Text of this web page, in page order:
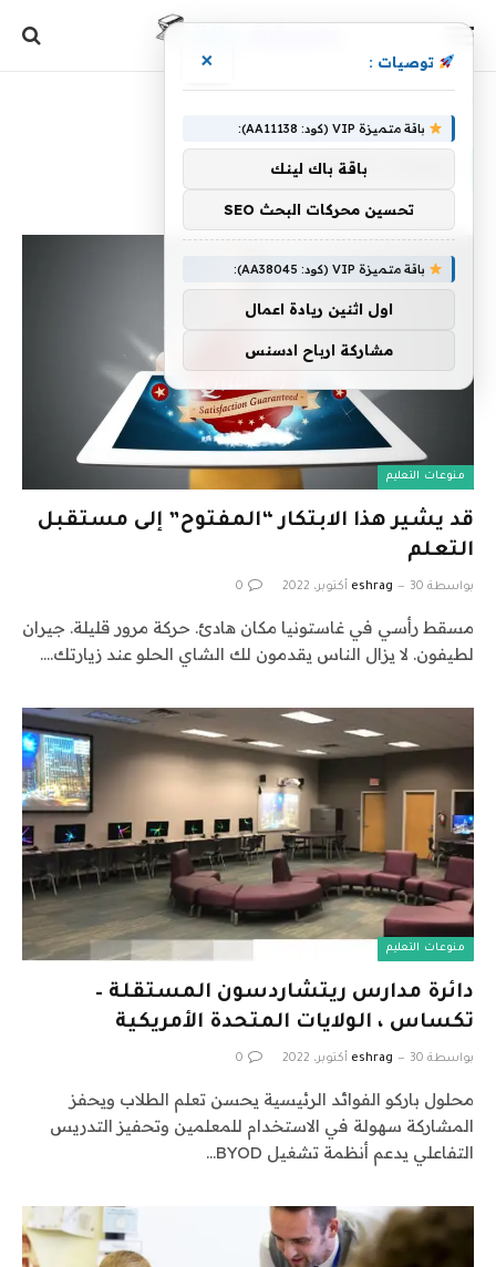
منوعات التعليم
منوعات التعليم
قد يشير هذا الابتكار “المفتوح” إلى مستقبل
التعلم
بواسطة eshrag 30 أكتوبر، 2022 0
مسقط رأسي في غاستونيا مكان هادئ. حركة مرور قليلة. جيران
لطيفون. لا يزال الناس يقدمون لك الشاي الحلو عند زيارتك.…
منوعات التعليم
دائرة مدارس ريتشاردسون المستقلة –
تكساس ، الولايات المتحدة الأمريكية
بواسطة eshrag 30 أكتوبر، 2022 0
محلول باركو الفوائد الرئيسية يحسن تعلم الطلاب ويحفز
المشاركة سهولة في الاستخدام للمعلمين وتحفيز التدريس
التفاعلي يدعم أنظمة تشغيل BYOD…
توصيات : ×
باقة متميزة VIP (كود: AA11138):
باقة باك لينك
تحسين محركات البحث SEO
باقة متميزة VIP (كود: AA38045):
اول اثنين ريادة اعمال
مشاركة ارباح ادسنس